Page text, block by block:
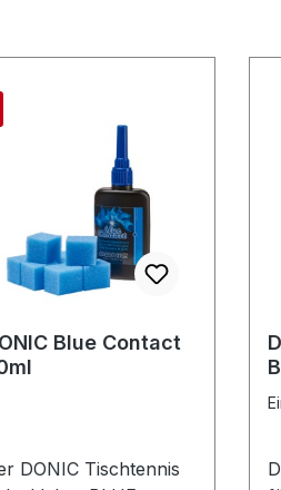
Blue Contact
DONIC Tischtennis